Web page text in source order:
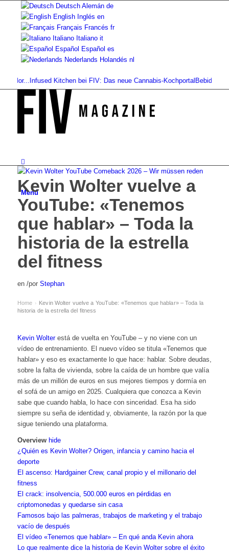
Deutsch Alemán de
English Inglés en
Français Francés fr
Italiano Italiano it
Español Español es
Nederlands Holandés nl
Infused Kitchen bei FIV: Das neue Cannabis-KochportalBebidas de
Menú
Kevin Wolter vuelve a
YouTube: «Tenemos
que hablar» – Toda la
historia de la estrella
del fitness
en /por Stephan
Home › Kevin Wolter vuelve a YouTube: «Tenemos que hablar» – Toda la
historia de la estrella del fitness
Kevin Wolterestá de vuelta en YouTube – y no viene con un
vídeo de entrenamiento. El nuevo vídeo se titula «Tenemos que
hablar» y eso es exactamente lo que hace: hablar. Sobre deudas,
sobre la falta de vivienda, sobre la caída de un hombre que valía
más de un millón de euros en sus mejores tiempos y dormía en
el sofá de un amigo en 2025. Cualquiera que conozca a Kevin
sabe que cuando habla, lo hace con sinceridad. Esa ha sido
siempre su seña de identidad y, obviamente, la razón por la que
sigue teniendo una plataforma.
Overview hide
¿Quién es Kevin Wolter? Origen, infancia y camino hacia el
deporte
El ascenso: Hardgainer Crew, canal propio y el millonario del
fitness
El crack: insolvencia, 500.000 euros en pérdidas en
criptomonedas y quedarse sin casa
Famosos bajo las palmeras, trabajos de marketing y el trabajo
vacío de después
El vídeo «Tenemos que hablar» – En qué anda Kevin ahora
Lo que realmente dice la historia de Kevin Wolter sobre el éxito